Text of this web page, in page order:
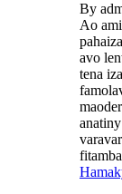
By
Ao
avo
tena